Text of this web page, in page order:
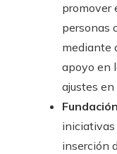
promover
personas
mediante
apoyo en
ajustes
iniciativas
inserción